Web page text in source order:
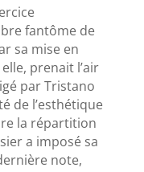
fantôme de
sa mise en
prenait l’air
par Tristano
de l’esthétique
la répartition
a imposé sa
note,